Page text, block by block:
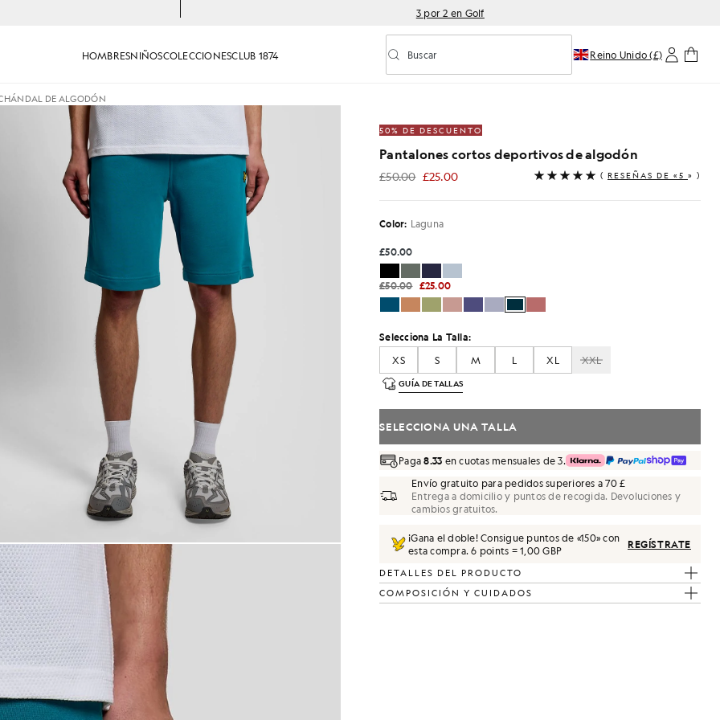
3 por 2 en Golf
HOMBRESNIÑOSCOLECCIONESCLUB 1874 Activar/desactivar la búsqueda predictiva
Buscar Reino Unido (£)
DE ALGODÓN
cortos de chándal de algodón en LagoonUn hombre lleva unos pantalones cortos de chándal de algodón en Lagoon
hombre lleva unos pantalones cortos de chándal de algodón en Lagoon
50% DE DESCUENTO
Pantalones cortos deportivos de algodón
£50.00 £25.00
£25.00 ( RESEÑAS DE «5 » )
Color: Laguna
£50.00
£50.00 £25.00
Selecciona La Talla:
XS
S M L XL XXL
GUÍA DE TALLAS
SELECCIONA UNA TALLA
Paga8.33 en cuotas mensuales de 3.
Envío gratuito para pedidos superiores a 70 £
Entrega a domicilio y puntos de recogida. Devoluciones y
cambios gratuitos.
¡Gana el doble! Consigue puntos de «150» con
esta compra.6 points = 1,00 GBP REGÍSTRATE
DETALLES DEL PRODUCTO
COMPOSICIÓN Y CUIDADOS